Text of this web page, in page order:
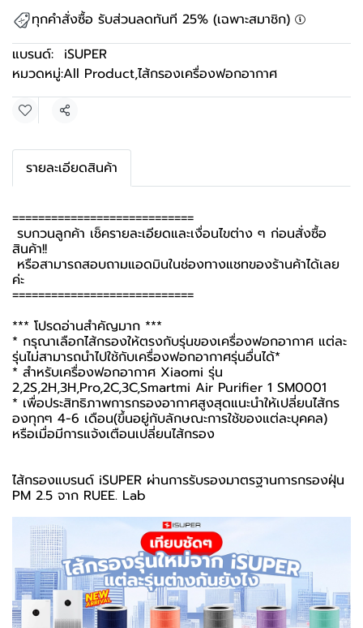
ทุกคำสั่งซื้อ รับส่วนลดทันที 25% (เฉพาะสมาชิก)
แบรนด์: iSUPER
หมวดหมู่:All Product,ไส้กรองเครื่องฟอกอากาศ
แชร์
รายละเอียดสินค้า
============================
รบกวนลูกค้า เช็ครายละเอียดและเงื่อนไขต่าง ๆ ก่อนสั่งซื้อ
สินค้า!!
หรือสามารถสอบถามแอดมินในช่องทางแชทของร้านค้าได้เลย
ค่ะ
============================
*** โปรดอ่านสำคัญมาก ***
* กรุณาเลือกไส้กรองให้ตรงกับรุ่นของเครื่องฟอกอากาศ แต่ละ
รุ่นไม่สามารถนำไปใช้กับเครื่องฟอกอากาศรุ่นอื่นได้*
* สำหรับเครื่องฟอกอากาศ Xiaomi รุ่น
2,2S,2H,3H,Pro,2C,3C,Smartmi Air Purifier 1 SM0001
* เพื่อประสิทธิภาพการกรองอากาศสูงสุดแนะนำให้เปลี่ยนไส้กร
องทุกๆ 4-6 เดือน(ขึ้นอยู่กับลักษณะการใช้ของแต่ละบุคคล)
หรือเมื่อมีการแจ้งเตือนเปลี่ยนไส้กรอง
ไส้กรองแบรนด์ iSUPER ผ่านการรับรองมาตรฐานการกรองฝุ่น
PM 2.5 จาก RUEE. Lab